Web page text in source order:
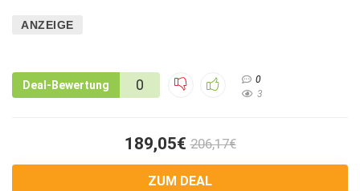
ANZEIGE
Deal-Bewertung 0
0
3
189,05€ 206,17€
ZUM DEAL